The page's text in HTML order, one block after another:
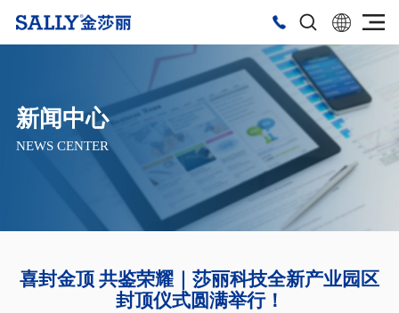
新闻中心
NEWS CENTER
喜封金顶 共鉴荣耀｜莎丽科技全新产业园区
封顶仪式圆满举行！